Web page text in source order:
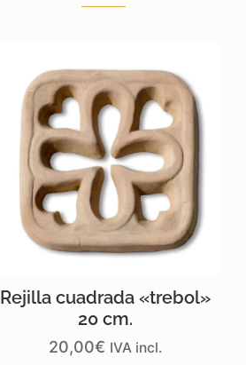
Rejilla cuadrada «trebol»
20 cm.
20,00€ IVA incl.